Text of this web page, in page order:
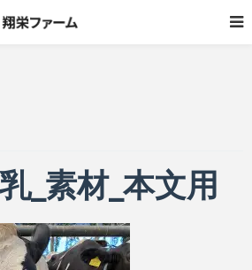
_素材_本文用